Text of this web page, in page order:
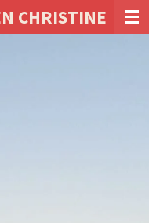
CHRISTINE